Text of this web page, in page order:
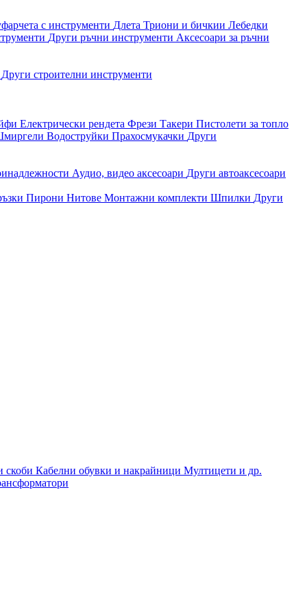
с инструменти Длета Триони и бичкии Лебедки
Други ръчни инструменти Аксесоари за ръчни
Други строителни инструменти
Електрически рендета Фрези Такери Пистолети за топло
Водоструйки Прахосмукачки Други
Аудио, видео аксесоари Други автоаксесоари
Пирони Нитове Монтажни комплекти Шпилки Други
скоби Кабелни обувки и накрайници Мултицети и др.